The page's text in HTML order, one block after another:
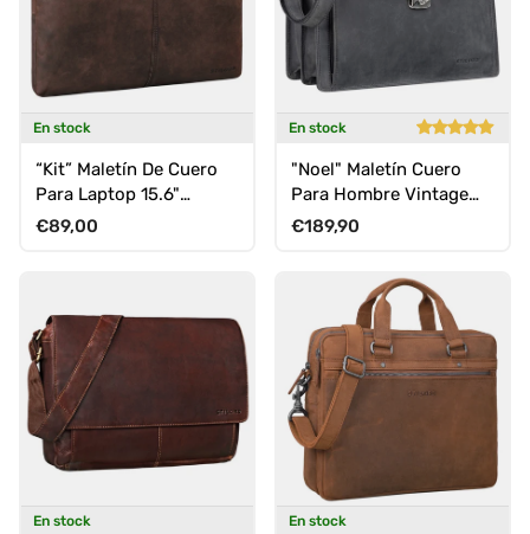
En stock
“Kit” Maletín De Cuero
Para Laptop 15.6"
Masculino Bolsa De
Precio normal
€89,00
En stock
"Noel" Maletín Cuero
Para Hombre Vintage
Grande Clásico Para
Precio normal
€189,90
En stock En stock